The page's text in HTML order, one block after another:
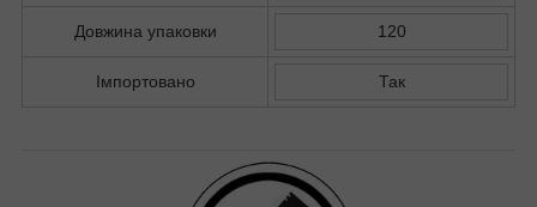
Довжина упаковки 120
Імпортовано Так